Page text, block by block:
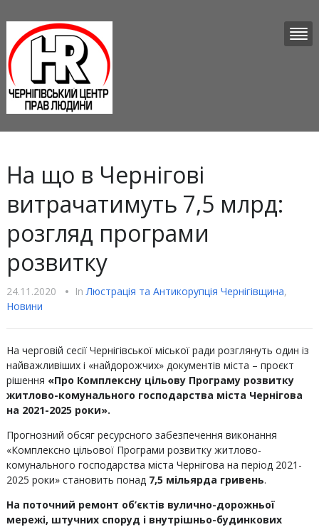
На що в Чернігові
витрачатимуть 7,5 млрд:
розгляд програми
розвитку
24.11.2020 • InЛюстрацiя та Антикорупцiя Чернігівщина,
Новини
На черговій сесії Чернігівської міської ради розглянуть один із
найважливіших і «найдорожчих» документів міста – проєкт
рішення «Про Комплексну цільову Програму розвитку
житлово-комунального господарства міста Чернігова
на 2021-2025 роки».
Прогнозний обсяг ресурсного забезпечення виконання
«Комплексно цільової Програми розвитку житлово-
комунального господарства міста Чернігова на період 2021-
2025 роки» становить понад7,5 мільярда гривень.
На поточний ремонт об’єктів вулично-дорожньої
мережі, штучних споруд і внутрішньо-будинкових